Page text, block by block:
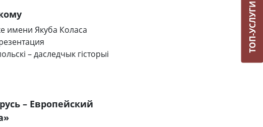
имени Якуба Коласа
– даследчык гісторыі
– Европейский
ТОП-УСЛУГИ